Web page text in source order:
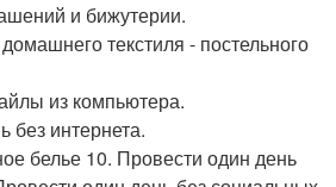
и бижутерии.
текстиля - постельного
из компьютера.
без интернета.
белье 10. Провести один день